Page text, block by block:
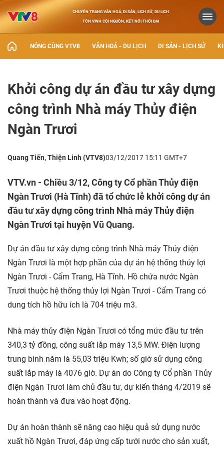
CHUYÊN TRANG VĂN HOÁ, DI SẢN, LỊCH SỬ, DU LỊCH
TÔN VINH CỘI NGUỒN, KẾT NỐI THỜI ĐẠI
NÓNG CÙNG VTV8 VĂN HOÁ - DU LỊCH DI SẢN - LỊCH SỬ
Khởi công dự án đầu tư xây dựng
công trình Nhà máy Thủy điện
Ngàn Trươi
Quang Tiến, Thiện Linh (VTV8)03/12/2017 15:11 GMT+7
VTV.vn - Chiều 3/12, Công ty Cổ phần Thủy điện
Ngàn Trươi (Hà Tĩnh) đã tổ chức lễ khởi công dự án
đầu tư xây dựng công trình Nhà máy Thủy điện
Ngàn Trươi tại huyện Vũ Quang.
Dự án đầu tư xây dựng công trình Nhà máy Thủy điện
Ngàn Trươi là một hợp phần của dự án hệ thống thủy lợi
Ngàn Trươi - Cẩm Trang, Hà Tĩnh. Hồ chứa nước Ngàn
Trươi thuộc hệ thống thủy lợi Ngàn Trươi - Cẩm Trang có
dung tích hồ hữu ích là 704 triệu m3.
Nhà máy thủy điện Ngàn Trươi có tổng mức đầu tư trên
340,3 tỷ đồng, công suất lắp máy 13,5 MW. Điện lượng
trung bình năm là 55,03 triệu Kwh; số giờ sử dụng công
suất lắp máy là 4076 giờ. Dự án do Công ty Cổ phần Thủy
điện Ngàn Trươi làm chủ đầu tư, dự kiến tháng 4/2019 sẽ
hoàn thành và đưa vào hoạt động.
Dự án hoàn thành sẽ nâng cao hiệu quả sử dụng nước
xuất hồ Ngàn Trươi, đáp ứng cấp tưới nước cho sản xuất,